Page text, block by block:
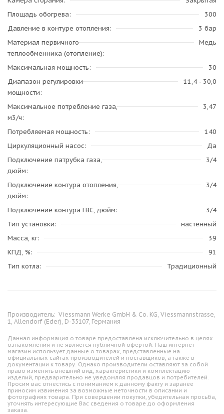
Площадь обогрева
300
Давление в контуре отопления
3 бар
Материал первичного
теплообменника (отопление)
Медь
Максимальная мощность
30
Диапазон регулировки
мощности
11,4 - 30,0
Максимальное потребление газа,
м3/ч
3,47
Потребляемая мощность
140
Циркуляционный насос
Да
Подключение патрубка газа,
дюйм
3/4
Подключение контура отопления,
дюйм
3/4
Подключение контура ГВС, дюйм
3/4
Тип установки
настенный
Масса, кг
39
КПД, %
91
Тип котла
Традиционный
Производитель: Viessmann Werke GmbH & Co. KG, Viessmannstrasse,
1, Allendorf (Eder), D-35107, Германия
Данная информация о товаре предоставлена исключительно в целях
ознакомления и не является публичной офертой. Наш интернет-
магазин использует данные о товарах, представленные на
официальных сайтах производителей и поставщиков, а также в
документации к товару. Однако производители оставляют за собой
право изменять внешний вид, характеристики и комплектацию
изделий, предварительно не уведомляя продавцов и потребителей.
Просим вас отнестись с пониманием к данному факту и заранее
приносим извинения за возможные неточности в описании и
фотографиях товара. При совершении покупки, убедительная просьба,
уточнять интересующие Вас сведения о товаре до оформления
заказа.